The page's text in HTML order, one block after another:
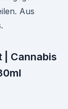
Aus
| Cannabis